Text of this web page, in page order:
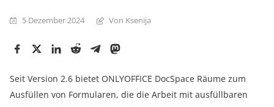
5 Dezember 2024 Von Ksenija
Seit Version 2.6 bietet ONLYOFFICE DocSpace Räume zum
Ausfüllen von Formularen, die die Arbeit mit ausfüllbaren